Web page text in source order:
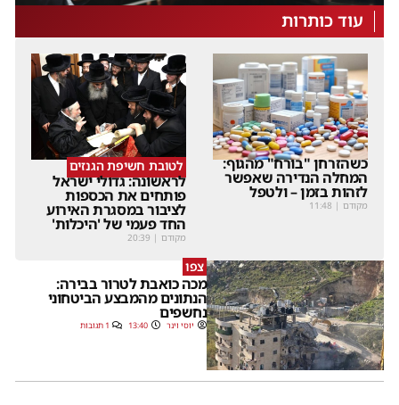
עוד כותרות
כשהזרחן "בורח" מהגוף:
המחלה הנדירה שאפשר
לזהות בזמן – ולטפל
מקודם |
11:48
לטובת חשיפת הגנזים
לראשונה: גדולי ישראל
פותחים את הכספות
לציבור במסגרת האירוע
החד פעמי של 'היכלות'
מקודם |
20:39
צפו
מכה כואבת לטרור בבירה:
הנתונים מהמבצע הביטחוני
נחשפים
יוסי וינר 13:40 1 תגובות